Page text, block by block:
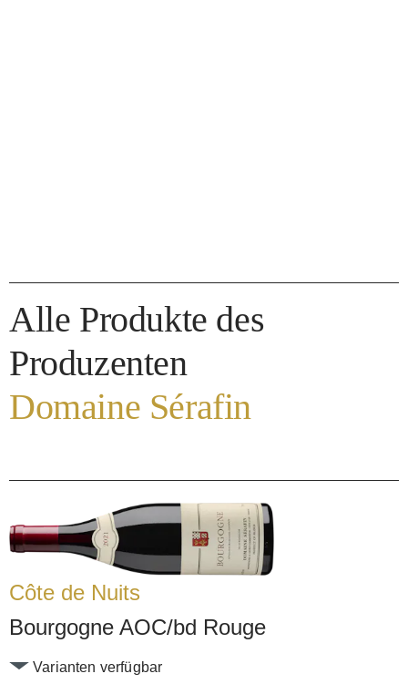
Alle Produkte des
Produzenten
Domaine Sérafin
Côte de Nuits
Bourgogne AOC/bd Rouge
Varianten verfügbar